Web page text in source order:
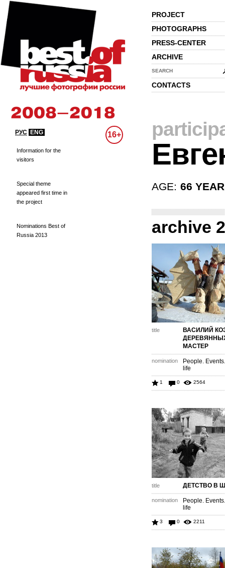
PROJECT
PHOTOGRAPHS
PRESS-CENTER
ARCHIVE
SEARCH
CONTACTS
РУС ENG 16+
Information for the
visitors
Special theme
appeared first time in
the project
Nominations Best of
Russia 2013
AGE: 66
archive
title
ВАСИЛИЙ
МАСТЕР
nomination
People.
life
1 0 2564
title ДЕТСТВО В
nomination
People.
life
3 0 2211